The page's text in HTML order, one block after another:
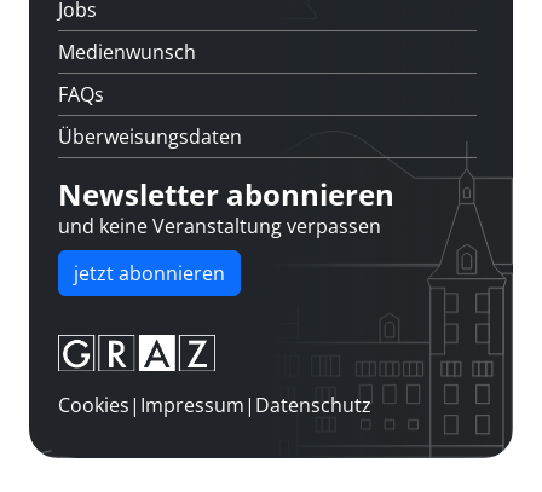
Jobs
Medienwunsch
FAQs
Überweisungsdaten
Newsletter abonnieren
und keine Veranstaltung verpassen
jetzt abonnieren
Cookies| Impressum| Datenschutz